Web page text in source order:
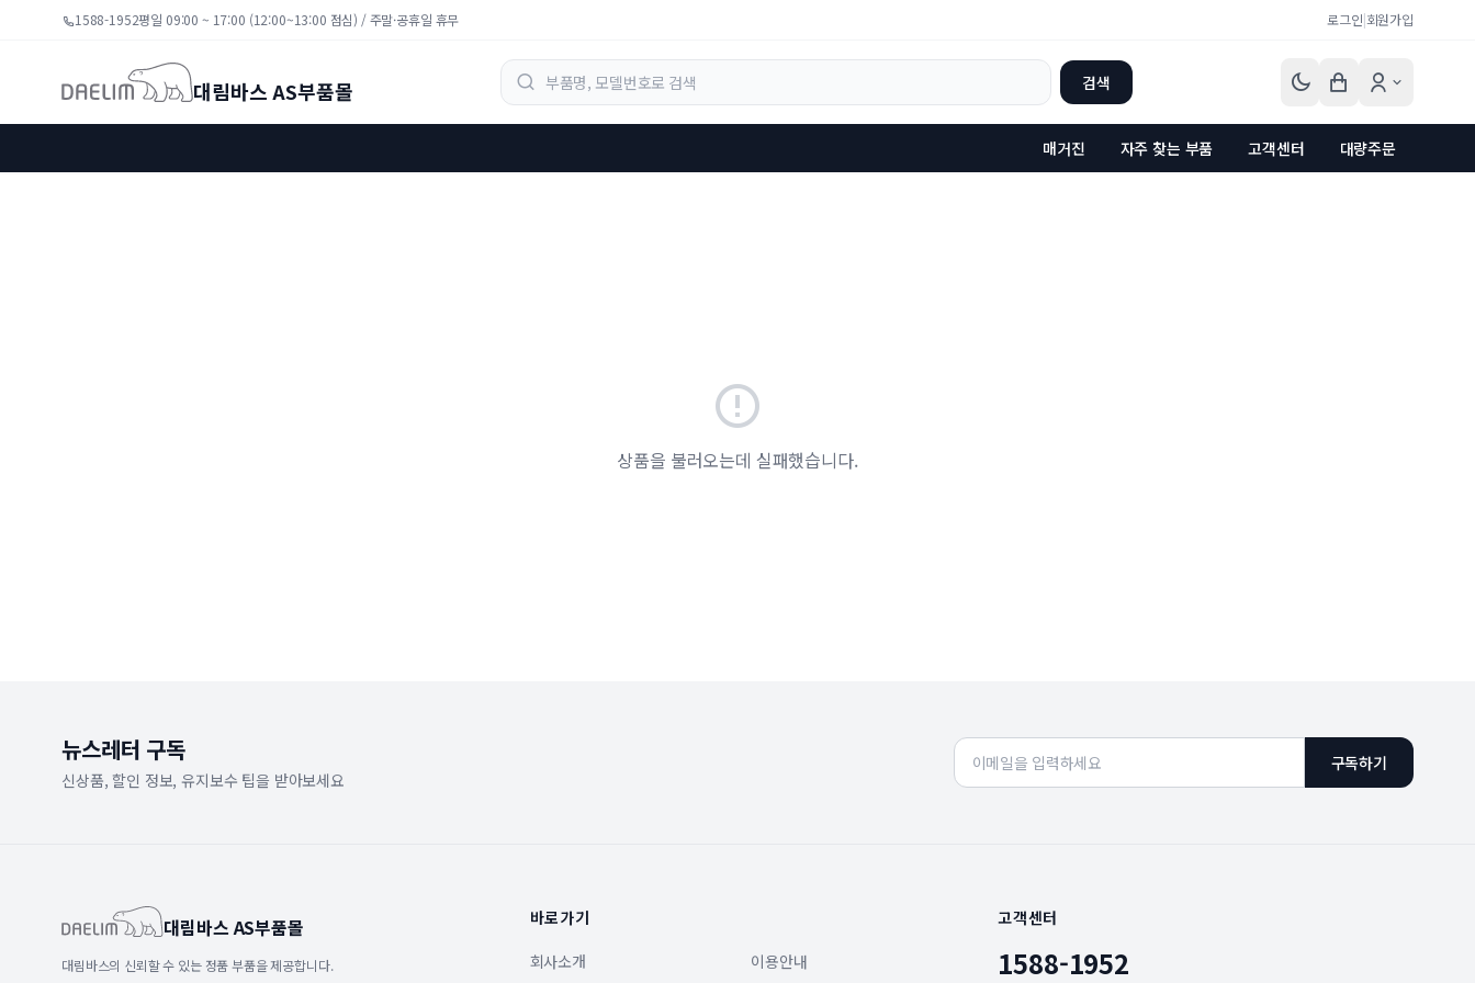
1588-1952평일 09:00 ~ 17:00 (12:00~13:00 점심) / 주말·공휴일 휴무 로그인|회원가입
대림바스 AS부품몰 검색
매거진 자주 찾는 부품 고객센터 대량주문
상품을 불러오는데 실패했습니다.
뉴스레터 구독
신상품, 할인 정보, 유지보수 팁을 받아보세요
구독하기
대림바스 AS부품몰
대림바스의 신뢰할 수 있는 정품 부품을 제공합니다.
바로가기
회사소개
이용안내
고객센터
1588-1952